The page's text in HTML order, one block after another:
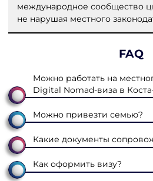
международное сообщество
не нарушая местного
FAQ
Можно работать на
Digital Nomad-виза в
Можно привезти семью?
Какие документы
Как оформить визу?